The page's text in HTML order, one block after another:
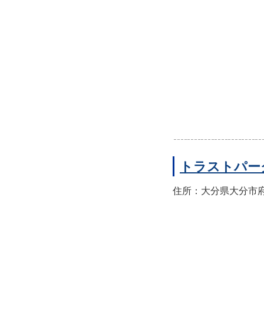
トラストパ
住所：大分県大分市